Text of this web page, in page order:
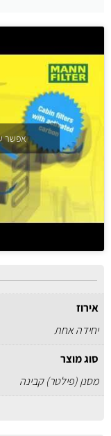
אפשר
אירוז
יחידה אחת
סוג מוצר
מסנן (פילטר) קבינה